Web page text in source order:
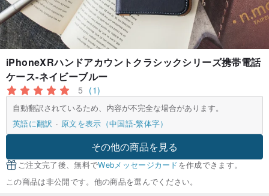
iPhoneXRハンドアカウントクラシックシリーズ携帯電話
ケース-ネイビーブルー
5 (1)
自動翻訳されているため、内容が不完全な場合があります。
英語に翻訳
原文を表示（中国語-繁体字）
その他の商品を見る
ご注文完了後、無料でWebメッセージカードを作成できます。
この商品は非公開です。他の商品を選んでください。